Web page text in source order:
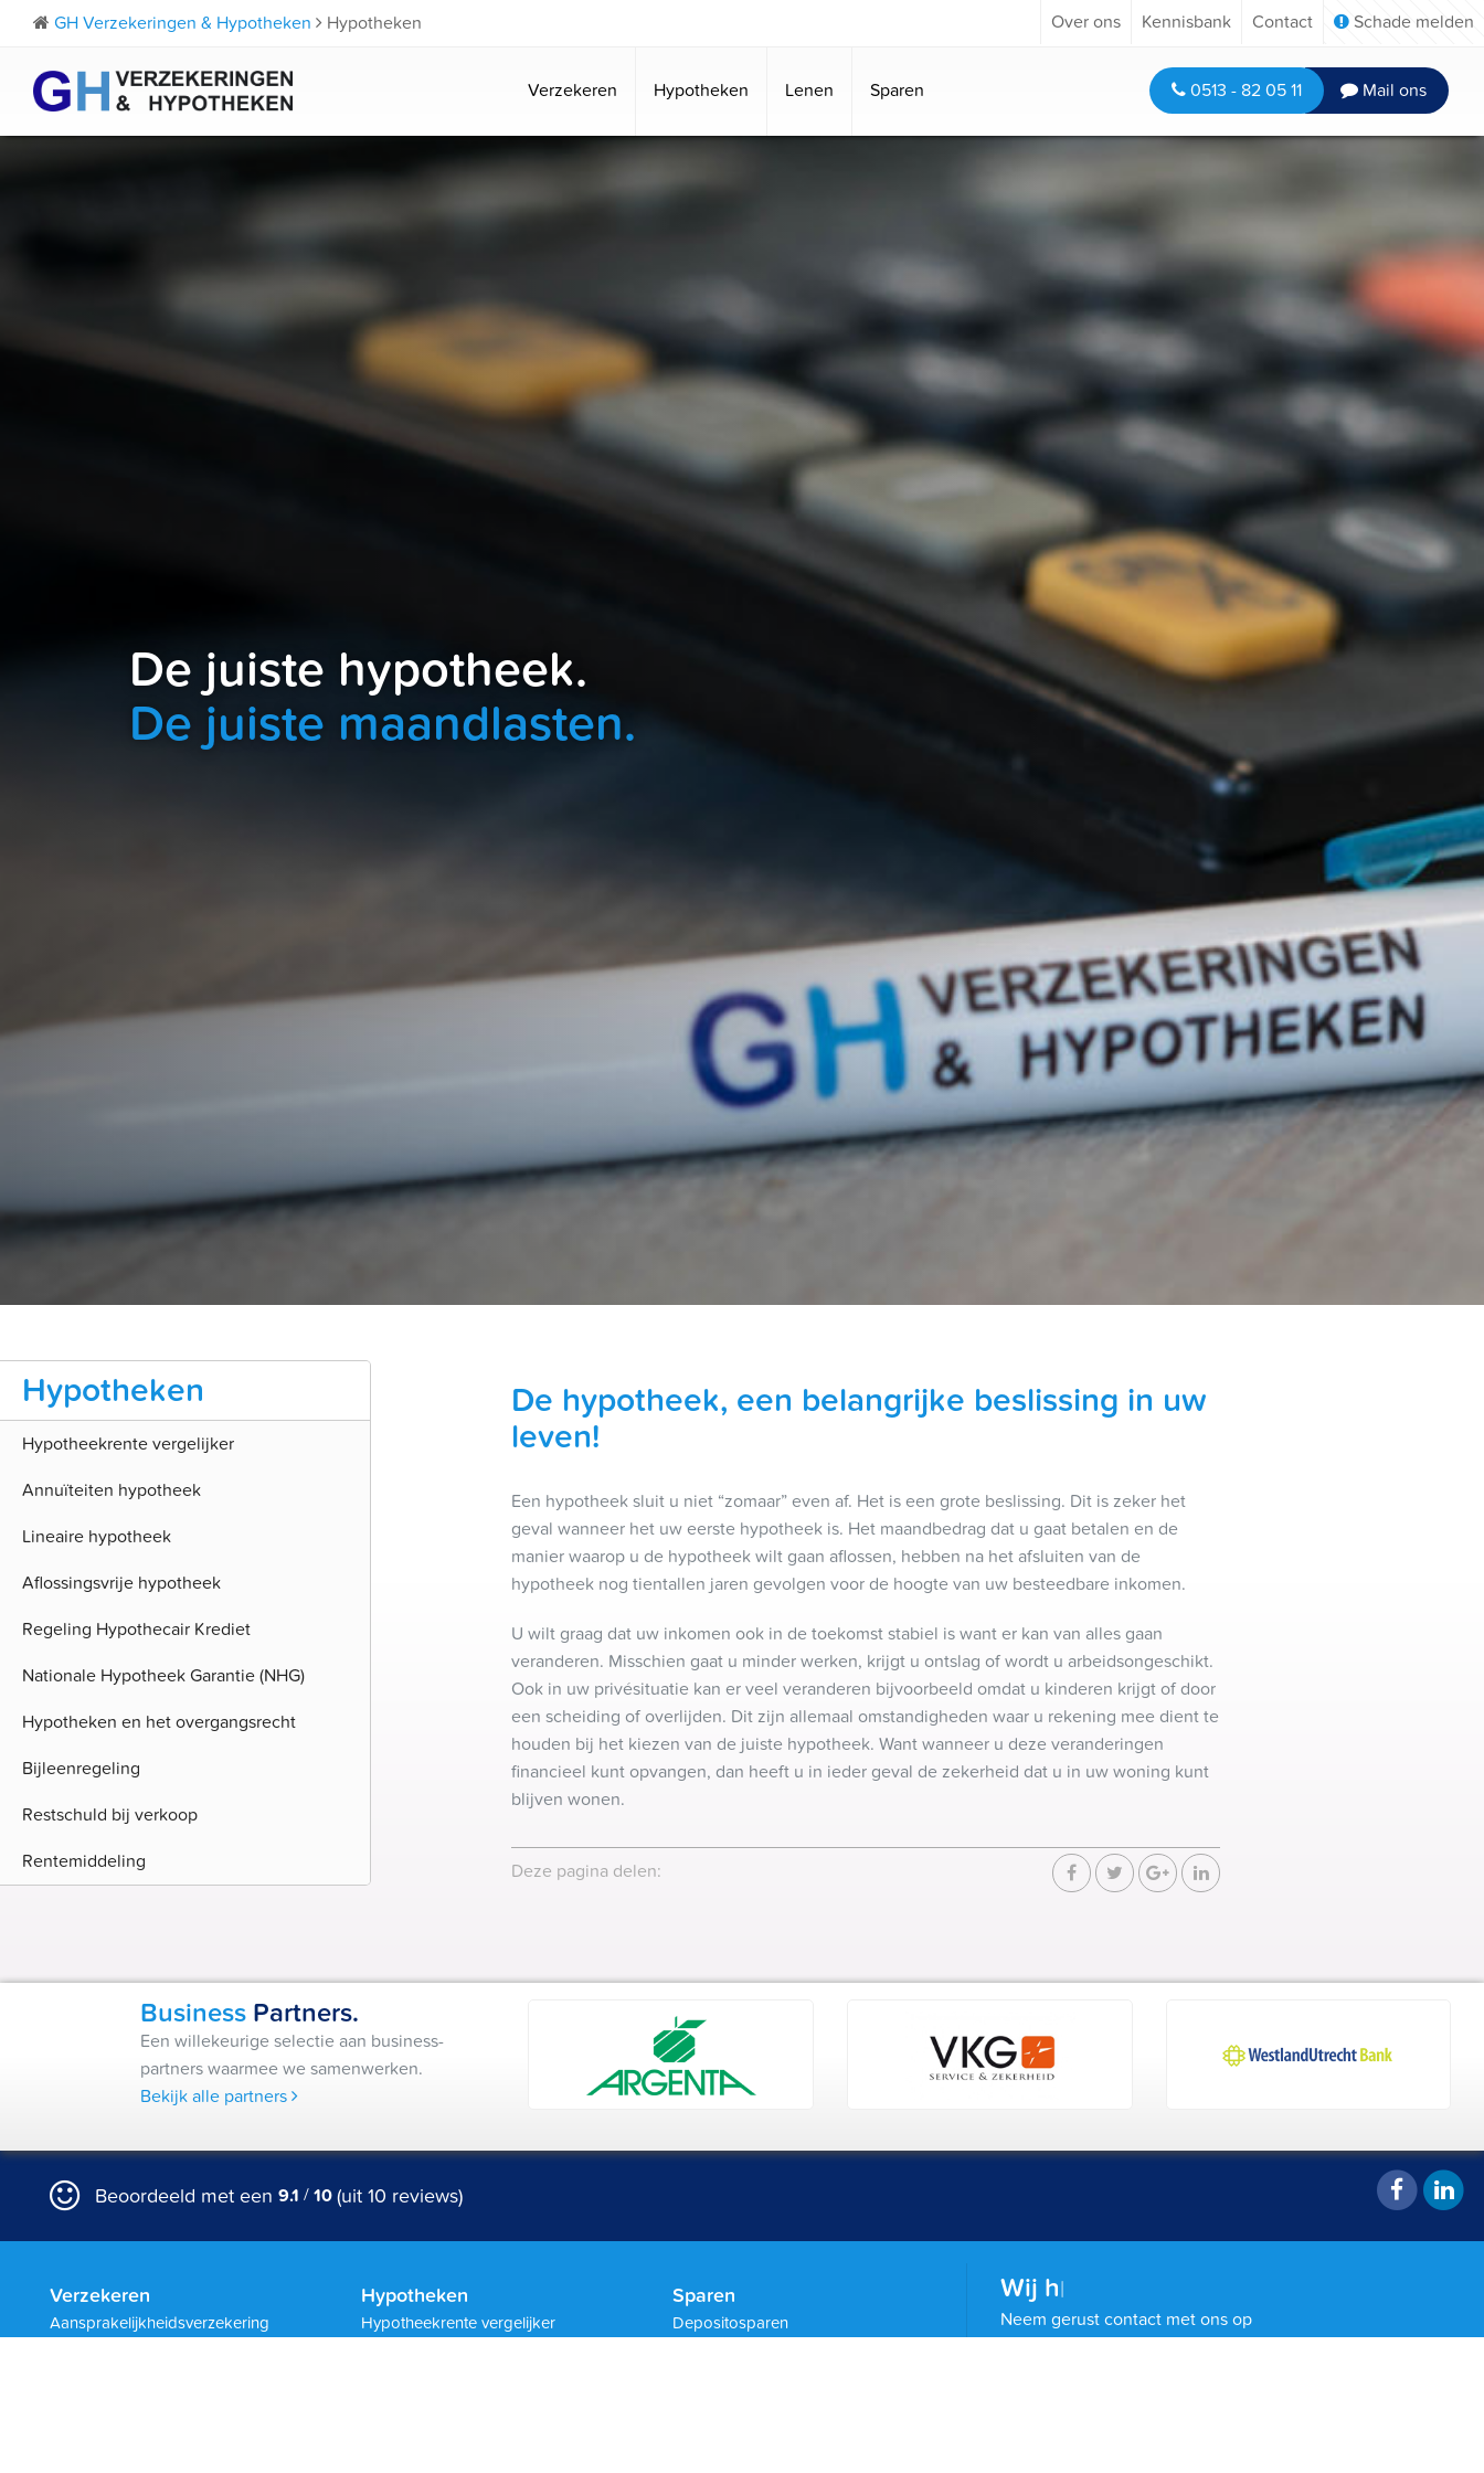
GH Verzekeringen & Hypotheken Hypotheken Over ons Kennisbank Contact Schade melden
Verzekeren Hypotheken Lenen Sparen 0513 - 82 05 11 Mail ons
De juiste hypotheek.
De juiste maandlasten.
De hypotheek, een belangrijke beslissing in uw
leven!
Een hypotheek sluit u niet “zomaar” even af. Het is een grote beslissing. Dit is zeker het
geval wanneer het uw eerste hypotheek is. Het maandbedrag dat u gaat betalen en de
manier waarop u de hypotheek wilt gaan aflossen, hebben na het afsluiten van de
hypotheek nog tientallen jaren gevolgen voor de hoogte van uw besteedbare inkomen.
U wilt graag dat uw inkomen ook in de toekomst stabiel is want er kan van alles gaan
veranderen. Misschien gaat u minder werken, krijgt u ontslag of wordt u arbeidsongeschikt.
Ook in uw privésituatie kan er veel veranderen bijvoorbeeld omdat u kinderen krijgt of door
een scheiding of overlijden. Dit zijn allemaal omstandigheden waar u rekening mee dient te
houden bij het kiezen van de juiste hypotheek. Want wanneer u deze veranderingen
financieel kunt opvangen, dan heeft u in ieder geval de zekerheid dat u in uw woning kunt
blijven wonen.
Deze pagina delen:
hypotheken
Hypotheekrente vergelijker
Annuïteiten hypotheek
Lineaire hypotheek
Aflossingsvrije hypotheek
Regeling Hypothecair Krediet
Nationale Hypotheek Garantie (NHG)
Hypotheken en het overgangsrecht
Bijleenregeling
Restschuld bij verkoop
Rentemiddeling
Business Partners.
Een willekeurige selectie aan business-
partners waarmee we samenwerken.
Bekijk alle partners
Beoordeeld met een 9.1 / 10 (uit 10 reviews)
Wij helpen
Neem gerust contact met ons op
Verzekeren
Aansprakelijkheidsverzekering
Hypotheken
Hypotheekrente vergelijker
Sparen
Depositosparen